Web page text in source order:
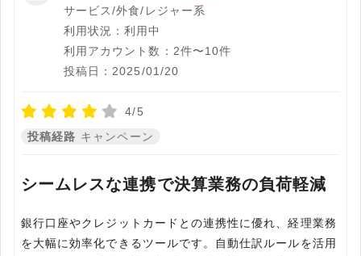
サービス/外食/レジャー系
利用状況：利用中
利用アカウント数：2件〜10件
投稿日：2025/01/20
4/5
投稿経路 キャンペーン
シームレスな連携で決算業務の負荷軽減
銀行口座やクレジットカードとの連携性に優れ、経理業務
を大幅に効率化できるツールです。自動仕訳ルールを活用